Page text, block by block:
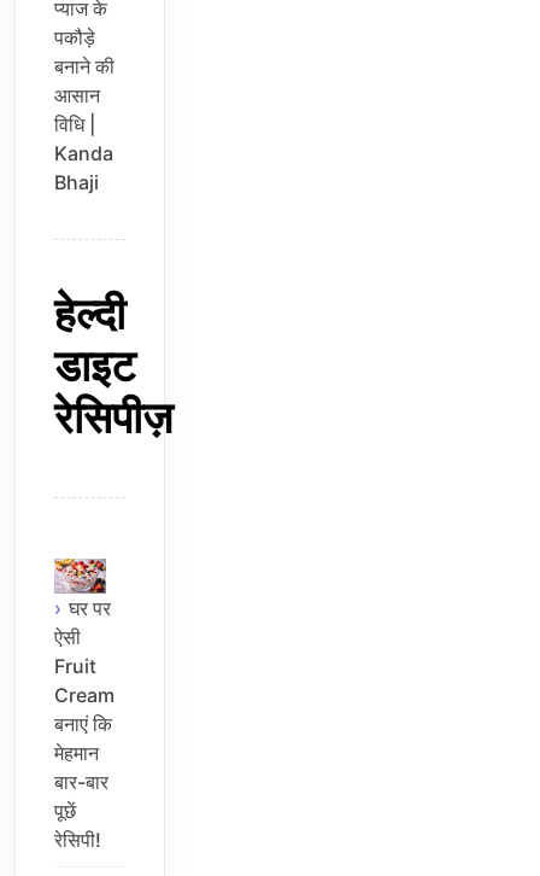
प्याज के
पकौड़े
बनाने की
आसान
विधि |
Kanda
Bhaji
हेल्दी
डाइट
रेसिपीज़
घर पर
ऐसी
Fruit
Cream
बनाएं कि
मेहमान
बार-बार
पूछें
रेसिपी!